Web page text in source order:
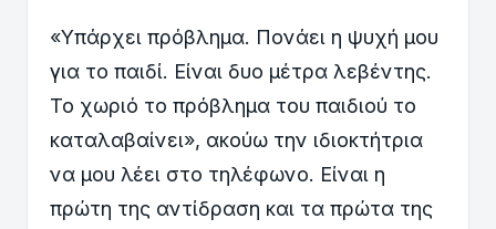
«Υπάρχει πρόβλημα. Πονάει η ψυχή μου
για το παιδί. Είναι δυο μέτρα λεβέντης.
Το χωριό το πρόβλημα του παιδιού το
καταλαβαίνει», ακούω την ιδιοκτήτρια
να μου λέει στο τηλέφωνο. Είναι η
πρώτη της αντίδραση και τα πρώτα της